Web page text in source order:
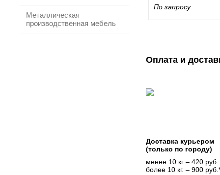
Металлическая
производственная мебель
По запросу
Оплата и
Доставка курьером
(только по городу)
менее 10 кг – 420 руб.
более 10 кг. – 900